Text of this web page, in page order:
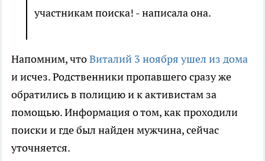
участникам поиска! - написала она.
Напомним, чтоВиталий 3 ноября ушел из дома
и исчез. Родственники пропавшего сразу же
обратились в полицию и к активистам за
помощью. Информация о том, как проходили
поиски и где был найден мужчина, сейчас
уточняется.